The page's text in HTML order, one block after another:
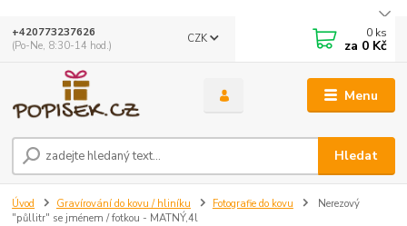
Menu
CZK
Hledat
+420773237626
(Po-Ne, 8:30-14 hod.)
0 ks
za 0 Kč
Úvod Gravírování do kovu / hliníku Fotografie do kovu
Nerezový
"půllitr" se jménem / fotkou - MATNÝ,4l